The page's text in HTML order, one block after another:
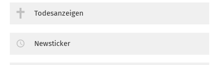
Todesanzeigen
Newsticker